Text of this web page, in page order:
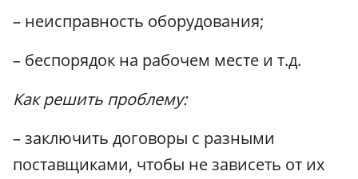
– неисправность оборудования;
– беспорядок на рабочем месте и т.д.
Как решить проблему:
– заключить договоры с разными
поставщиками, чтобы не зависеть от их